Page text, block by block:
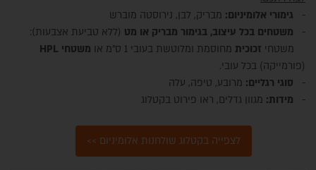
- גימורי אלומיניום: מבריק, לבן, נירוסטה מוברש
-
משטחים בכל עיצוב, בגימור מבריק או מט (ללא טביעת אצבעות):
משטחי זכוכית מחוסמת ומלוטשת בעובי 1 ס"מ או משטחי HPL
(פורמייקה) בכל עובי.
- סוגי רגליים: מרובע, טיפה, עלה
- מידות: מגוון גדלים, ראו פירוט בקטלוג
לצפייה בקטלוג שולחנות אלומיניום >>